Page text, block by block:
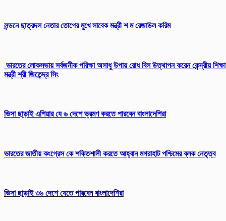
লন্ডনে ছাত্রদল নেতার তোপের মুখে সাবেক মন্ত্রী শ ম রেজাউল করিম
ভারতের লোকসভায় সর্বজনীক পরিক্ষা অসাধু উপায় রোধ বিল উত্থাপন করেন কেন্দ্রীয় শিক্ষা
মন্ত্রী শ্রী জিতেন্দ্র সিং
ভিসা ছাড়াই এশিয়ার যে ৬ দেশে ভ্রমণ করতে পারবেন বাংলাদেশিরা
ভারতের জাতীয় কংগ্রেস কে শক্তিশালী করতে আহ্বান মগরাহাট পশ্চিমের ব্লক নেতৃত্ব
ভিসা ছাড়াই ৩৬ দেশে যেতে পারবেন বাংলাদেশিরা